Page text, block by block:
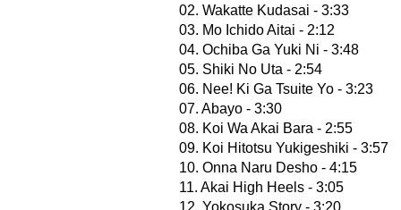
02. Wakatte Kudasai - 3:33
03. Mo Ichido Aitai - 2:12
04. Ochiba Ga Yuki Ni - 3:48
05. Shiki No Uta - 2:54
06. Nee! Ki Ga Tsuite Yo - 3:23
07. Abayo - 3:30
08. Koi Wa Akai Bara - 2:55
09. Koi Hitotsu Yukigeshiki - 3:57
10. Onna Naru Desho - 4:15
11. Akai High Heels - 3:05